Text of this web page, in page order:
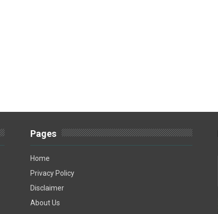
Pages
Home
Privacy Policy
Disclaimer
About Us